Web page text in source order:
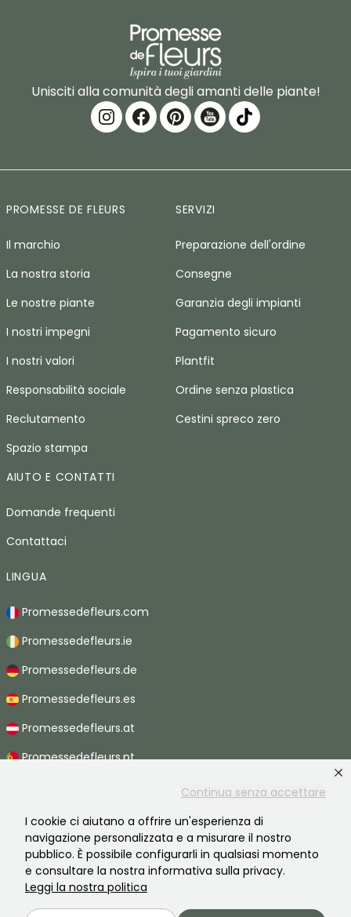
Continua senza accettare
I cookie ci aiutano a offrire un'esperienza di
navigazione personalizzata e a misurare il nostro
pubblico. È possibile configurarli in qualsiasi momento
e consultare la nostra informativa sulla privacy.
Leggi la nostra politica
Unisciti alla comunità degli amanti delle piante!
PROMESSE DE FLEURS
Il marchio
La nostra storia
Le nostre piante
I nostri impegni
I nostri valori
Responsabilità sociale
Reclutamento
Spazio stampa
SERVIZI
Preparazione dell'ordine
Consegne
Garanzia degli impianti
Pagamento sicuro
Plantfit
Ordine senza plastica
Cestini spreco zero
AIUTO E CONTATTI
Domande frequenti
Contattaci
LINGUA
Promessedefleurs.com
Promessedefleurs.ie
Promessedefleurs.de
Promessedefleurs.es
Promessedefleurs.at
Promessedefleurs.pt
Promessedefleurs.be
Promessedefleurs.ch